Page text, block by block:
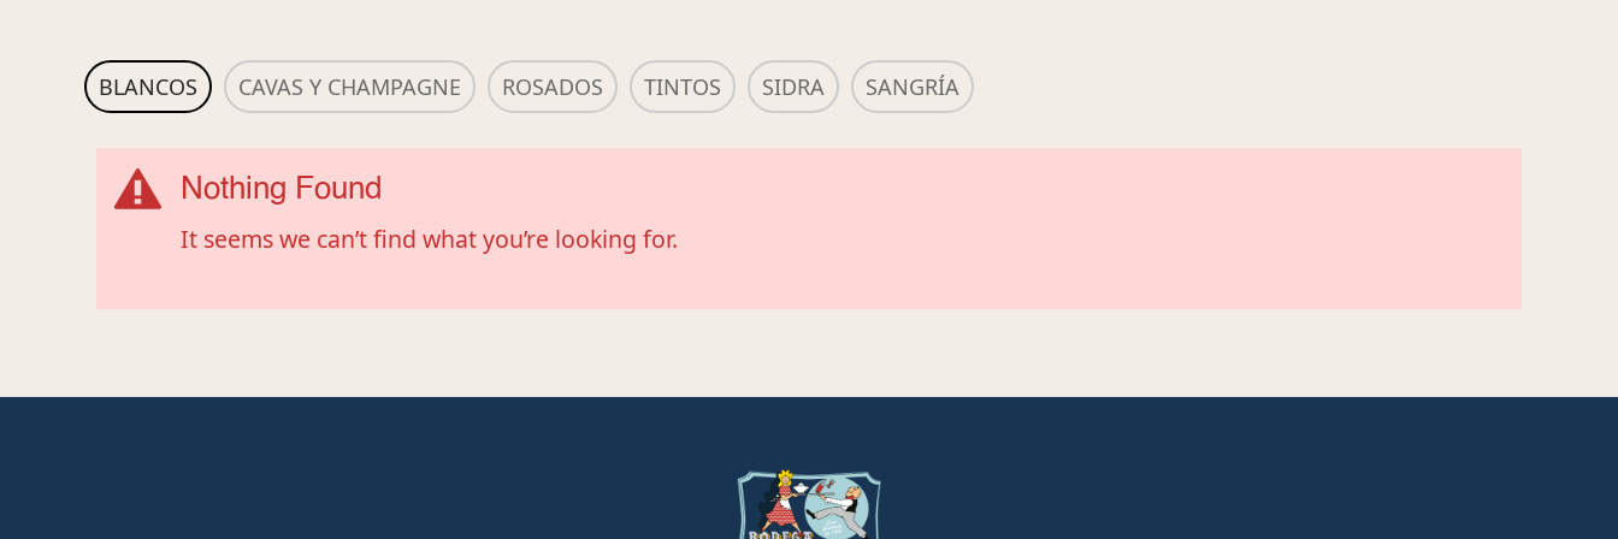
BLANCOS CAVAS Y CHAMPAGNE ROSADOS TINTOS SIDRA SANGRÍA
Nothing Found
It seems we can’t find what you’re looking for.